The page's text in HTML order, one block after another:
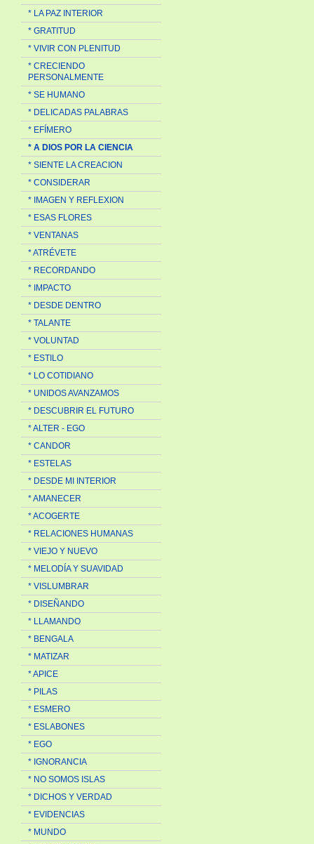
* LA PAZ INTERIOR
* GRATITUD
* VIVIR CON PLENITUD
* CRECIENDO
PERSONALMENTE
* SE HUMANO
* DELICADAS PALABRAS
* EFÍMERO
* A DIOS POR LA CIENCIA
* SIENTE LA CREACION
* CONSIDERAR
* IMAGEN Y REFLEXION
* ESAS FLORES
* VENTANAS
* ATRÉVETE
* RECORDANDO
* IMPACTO
* DESDE DENTRO
* TALANTE
* VOLUNTAD
* ESTILO
* LO COTIDIANO
* UNIDOS AVANZAMOS
* DESCUBRIR EL FUTURO
* ALTER - EGO
* CANDOR
* ESTELAS
* DESDE MI INTERIOR
* AMANECER
* ACOGERTE
* RELACIONES HUMANAS
* VIEJO Y NUEVO
* MELODÍA Y SUAVIDAD
* VISLUMBRAR
* DISEÑANDO
* LLAMANDO
* BENGALA
* MATIZAR
* APICE
* PILAS
* ESMERO
* ESLABONES
* EGO
* IGNORANCIA
* NO SOMOS ISLAS
* DICHOS Y VERDAD
* EVIDENCIAS
* MUNDO